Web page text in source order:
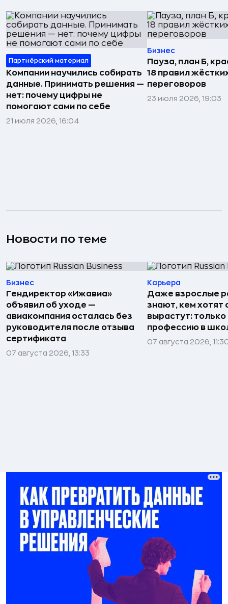
Партнёрский материал
Компании научились собирать
данные. Принимать решения —
нет: почему цифры не
помогают сами по себе
21 июля 2026, 16:04
Бизнес
Пауза, план Б,
18 правил
переговоров
23 июля 2026, 19:03
Новости по теме
Бизнес
Гендиректор «Ижавиа»
объявил об уходе —
авиакомпания осталась без
руководителя после отзыва
сертификата
07 августа 2026, 13:33
Карьера
Даже взрослые
знают, кем хотят
вырастут:
профессию в
07 августа 2026,